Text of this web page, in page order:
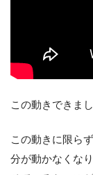
この動きできま
この動きに限ら
分が動かなくな